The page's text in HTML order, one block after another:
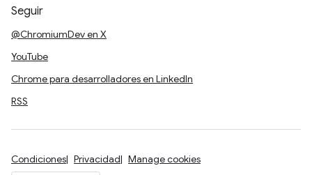
Seguir
@ChromiumDev en X
YouTube
Chrome para desarrolladores en LinkedIn
RSS
Condiciones Privacidad Manage cookies